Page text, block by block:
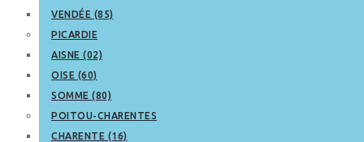
VENDÉE (85)
PICARDIE
AISNE (02)
OISE (60)
SOMME (80)
POITOU-CHARENTES
CHARENTE (16)